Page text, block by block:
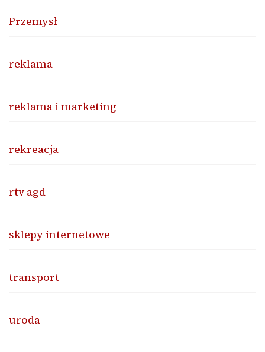
Przemysł
reklama
reklama i marketing
rekreacja
rtv agd
sklepy internetowe
transport
uroda